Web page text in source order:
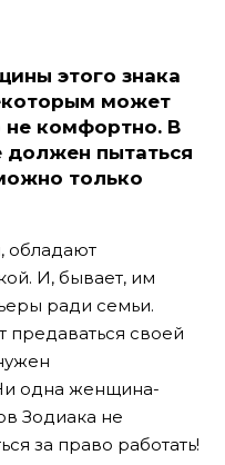
этого знака
может
не комфортно. В
должен пытаться
только
обладают
И, бывает, им
ради семьи.
своей
одна женщина-
Зодиака не
за право работать!